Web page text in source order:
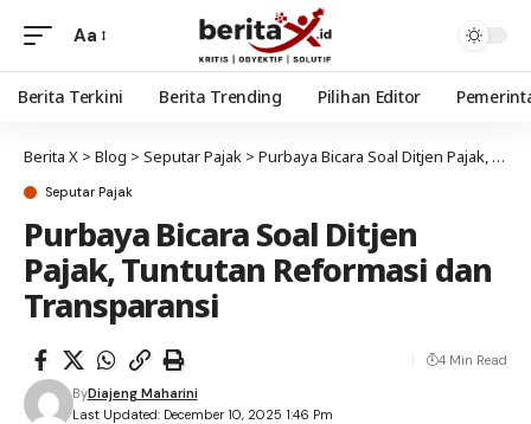
Aa
Berita Terkini Berita Trending Pilihan Editor
Berita X > Blog > Seputar Pajak > Purbaya Bicara Soal Ditjen Pajak, Tuntutan Reformasi dan Transparansi
Seputar Pajak
Purbaya Bicara Soal Ditjen
Pajak, Tuntutan Reformasi dan
Transparansi
Last Updated: December 10, 2025 1:46 Pm
ByDiajeng Maharini
4 Min Read